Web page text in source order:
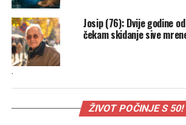
Josip (76): Dvije godine
čekam skidanje sive
.
ŽIVOT POČINJE S 50!